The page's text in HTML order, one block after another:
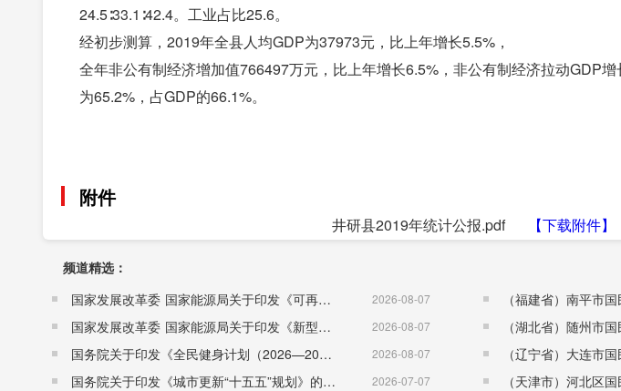
24.5∶33.1∶42.4。工业占比25.6。
经初步测算，2019年全县人均GDP为37973元，比上年增长5.5%，
全年非公有制经济增加值766497万元，比上年增长6.5%，非公有制经济拉动GDP
为65.2%，占GDP的66.1%。
附件
井研县2019年统计公报.pdf 【下载附件】
频道精选：
国家发展改革委 国家能源局关于印发《可再生能源发展“十五五”规划》的通知 （发改能源〔2026〕1067号）
2026-08-07
国家发展改革委 国家能源局关于印发《新型电力系统建设“十五五”规划》的通知​ （发改能源〔2026〕942号） 2026-08-07
国务院关于印发《全民健身计划（2026—2030年）》的通知 （国发〔2026〕26号） 2026-08-07
国务院关于印发《城市更新“十五五”规划》的通知（国发〔2026〕12号） 2026-07-07